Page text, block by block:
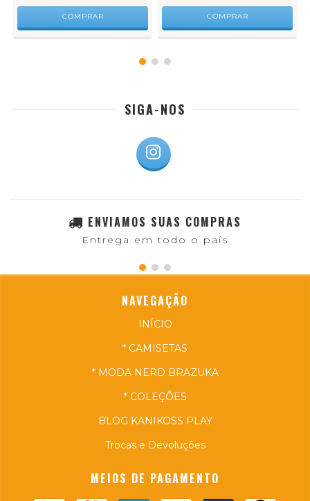
COMPRAR COMPRAR
SIGA-NOS
ENVIAMOS SUAS COMPRAS
Entrega em todo o país
NAVEGAÇÃO
INÍCIO
* CAMISETAS
* MODA NERD BRAZUKA
* COLEÇÕES
BLOG KANIKOSS PLAY
Trocas e Devoluções
MEIOS DE PAGAMENTO